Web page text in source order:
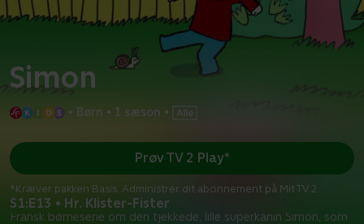
Simon
• Børn • 1 sæson •
S1:E13 • Hr. Klister-Fister
Fransk børneserie om den tjekkede, lille superkanin Simon, som
Prøv TV 2 Play*
*Kræver pakken Basis. Administrer dit abonnement på Mit TV 2.